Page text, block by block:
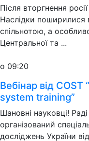
Після вторгнення
Наслідки
спільнотою, а
Центральної та ...
о 09:20
Вебінар від
system training”
Шановні науковці!
організований
досліджень України